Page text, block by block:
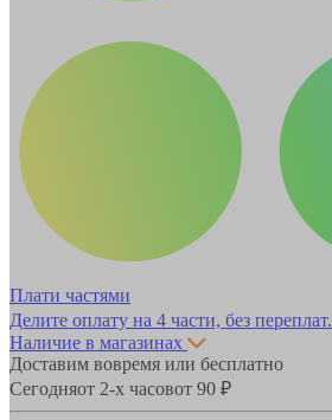
Плати частями
Делите оплату на 4 части, без переплат.
Наличие в магазинах
Доставим вовремя или бесплатно
Сегодняот 2-х часовот 90 ₽